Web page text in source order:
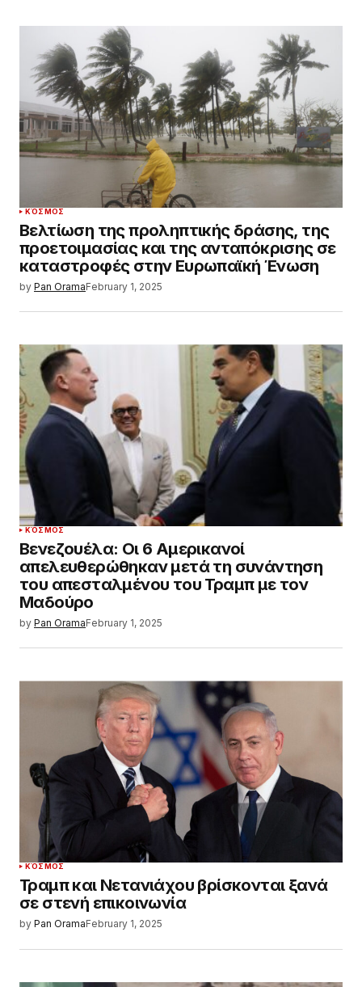
ΚΌΣΜΟΣ
Βελτίωση της προληπτικής δράσης, της
προετοιμασίας και της ανταπόκρισης σε
καταστροφές στην Ευρωπαϊκή Ένωση
by Pan OramaFebruary 1, 2025
ΚΌΣΜΟΣ
Βενεζουέλα: Οι 6 Αμερικανοί
απελευθερώθηκαν μετά τη συνάντηση
του απεσταλμένου του Τραμπ με τον
Μαδούρο
by Pan OramaFebruary 1, 2025
ΚΌΣΜΟΣ
Τραμπ και Νετανιάχου βρίσκονται ξανά
σε στενή επικοινωνία
by Pan OramaFebruary 1, 2025